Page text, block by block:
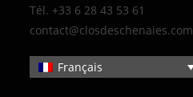
Tél. +33 6 28 43 53 61
contact@closdeschenaies.com
Français